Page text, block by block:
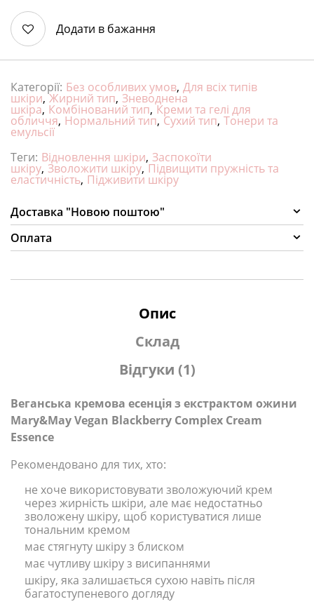
Додати в бажання
Категорії: Без особливих умов, Для всіх типів
шкіри, Жирний тип, Зневоднена
шкіра, Комбінований тип, Креми та гелі для
обличчя, Нормальний тип, Сухий тип, Тонери та
емульсії
Теги: Відновлення шкіри, Заспокоїти
шкіру, Зволожити шкіру, Підвищити пружність та
еластичність, Підживити шкіру
Доставка "Новою поштою"
Оплата
Опис
Склад
Відгуки (1)
Веганська кремова есенція з екстрактом ожини
Mary&May Vegan Blackberry Complex Cream
Essence
Рекомендовано для тих, хто:
не хоче використовувати зволожуючий крем
через жирність шкіри, але має недостатньо
зволожену шкіру, щоб користуватися лише
тональним кремом
має стягнуту шкіру з блиском
має чутливу шкіру з висипаннями
шкіру, яка залишається сухою навіть після
багатоступеневого догляду